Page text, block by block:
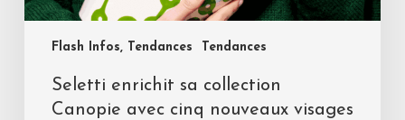
Flash Infos, Tendances Tendances
Seletti enrichit sa collection
Canopie avec cinq nouveaux visages